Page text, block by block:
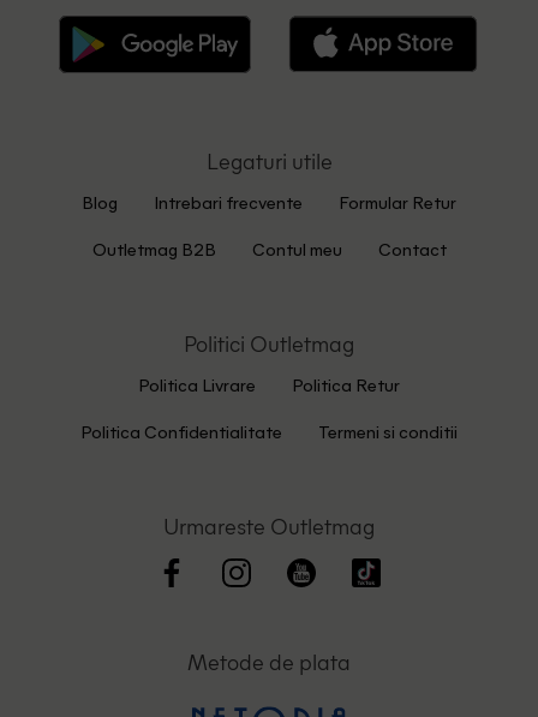
Legaturi utile
Blog Intrebari frecvente Formular Retur
Outletmag B2B Contul meu Contact
Politici Outletmag
Politica Livrare Politica Retur
Politica Confidentialitate Termeni si conditii
Urmareste Outletmag
Metode de plata